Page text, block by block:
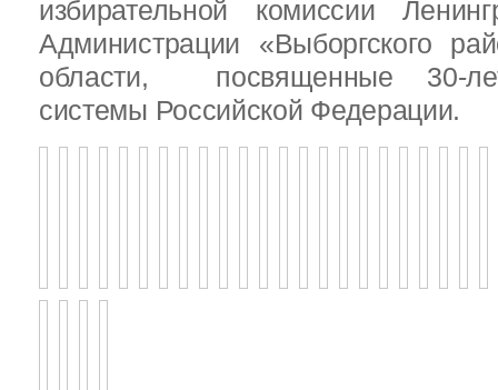
избирательной комиссии
Администрации «Выборгского
области, посвященные 30-
системы Российской Федерации.